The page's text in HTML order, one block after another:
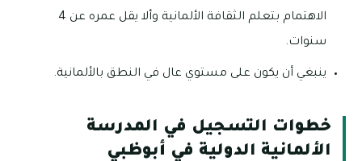
الاهتمام بتعلم الثقافة الألمانية وألا يقل عمره عن 4
سنوات.
ينبغي أن يكون على مستوي عال في النطق بالألمانية.
خطوات التسجيل في المدرسة
الألمانية الدولية في أبوظبي